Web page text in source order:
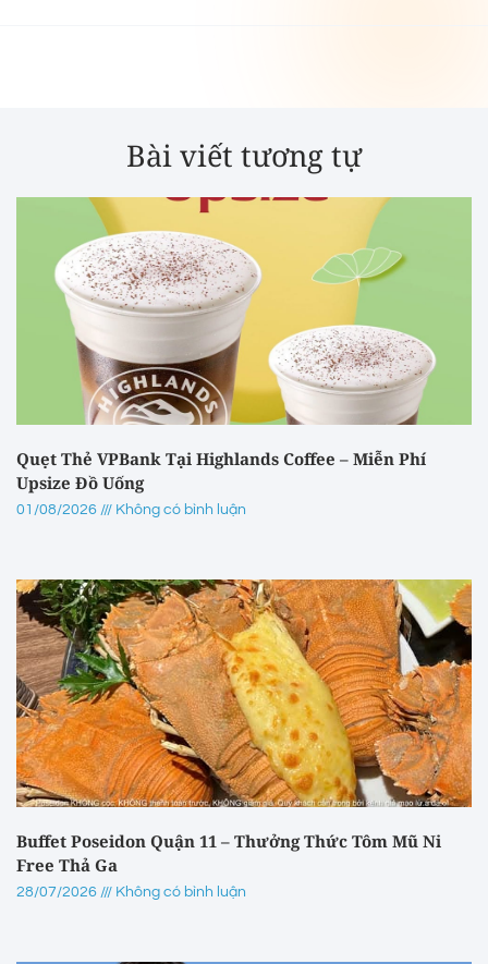
Bài viết tương tự
Quẹt Thẻ VPBank Tại Highlands Coffee – Miễn Phí
Upsize Đồ Uống
01/08/2026 Không có bình luận
Buffet Poseidon Quận 11 – Thưởng Thức Tôm Mũ Ni
Free Thả Ga
28/07/2026 Không có bình luận